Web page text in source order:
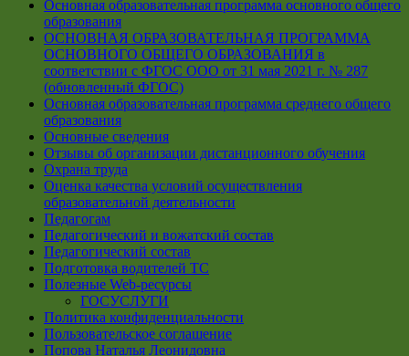
Основная образовательная программа основного общего
образования
ОСНОВНАЯ ОБРАЗОВАТЕЛЬНАЯ ПРОГРАММА
ОСНОВНОГО ОБЩЕГО ОБРАЗОВАНИЯ в
соответствии с ФГОС ООО от 31 мая 2021 г. № 287
(обновленный ФГОС)
Основная образовательная программа среднего общего
образования
Основные сведения
Отзывы об организации дистанционного обучения
Охрана труда
Оценка качества условий осуществления
образовательной деятельности
Педагогам
Педагогический и вожатский состав
Педагогический состав
Подготовка водителей ТС
Полезные Web-ресурсы
ГОСУСЛУГИ
Политика конфиденциальности
Пользовательское соглашение
Попова Наталья Леонидовна